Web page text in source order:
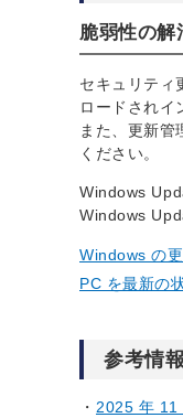
脆弱性の解
セキュリティ
ロードされイ
また、更新
ください。
Windows
Windows
Windows の
PC を最新の
参考情報
2025 年 11